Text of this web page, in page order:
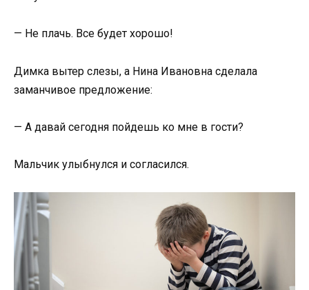
— Не плачь. Все будет хорошо!
Димка вытер слезы, а Нина Ивановна сделала
заманчивое предложение:
— А давай сегодня пойдешь ко мне в гости?
Мальчик улыбнулся и согласился.